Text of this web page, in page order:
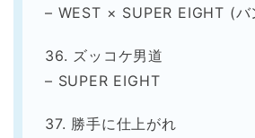
– WEST × SUPER EIGHT (バ
36. ズッコケ男道
– SUPER EIGHT
37. 勝手に仕上がれ